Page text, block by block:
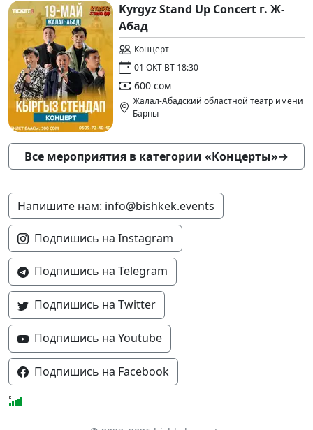
Kyrgyz Stand Up Concert г. Ж-
Абад
Концерт
01 ОКТ ВТ 18:30
600 сом
Жалал-Абадский областной театр имени
Барпы
Все мероприятия в категории «Концерты»→
Напишите нам: info@bishkek.events
Подпишись на Instagram
Подпишись на Telegram
Подпишись на Twitter
Подпишись на Youtube
Подпишись на Facebook